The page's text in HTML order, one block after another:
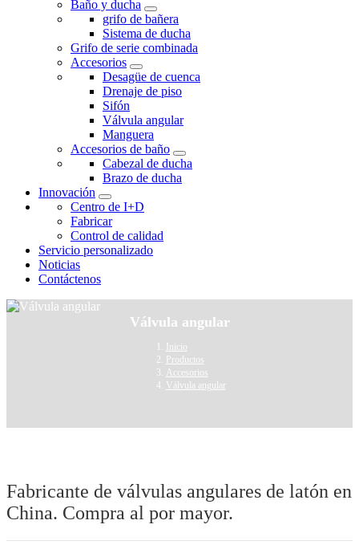
Baño y ducha
grifo de bañera
Sistema de ducha
Grifo de serie combinada
Accesorios
Desagüe de cuenca
Drenaje de piso
Sifón
Válvula angular
Manguera
Accesorios de baño
Cabezal de ducha
Brazo de ducha
Innovación
Centro de I+D
Fabricar
Control de calidad
Servicio personalizado
Noticias
Contáctenos
Válvula angular
Inicio
Productos
Accesorios
Válvula angular
Fabricante de válvulas angulares de latón en
China. Compra al por mayor.